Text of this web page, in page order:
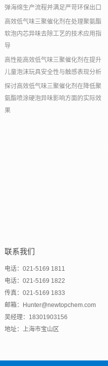
弹海绵生产流程并满足严苛环保出口
高效低气味三聚催化剂在处理聚氨酯
软泡内芯异味去除工艺的技术应用指
导
高性能高效低气味三聚催化剂在提升
儿童泡沫玩具安全性与触感表现分析
探讨高效低气味三聚催化剂在降低聚
氨酯喷涂硬泡异味影响方面的实际效
果
联系我们
电话：021-5169 1811
电话：021-5169 1822
传真：021-5169 1833
邮箱：Hunter@newtopchem.com
吴经理：18301903156
地址：上海市宝山区